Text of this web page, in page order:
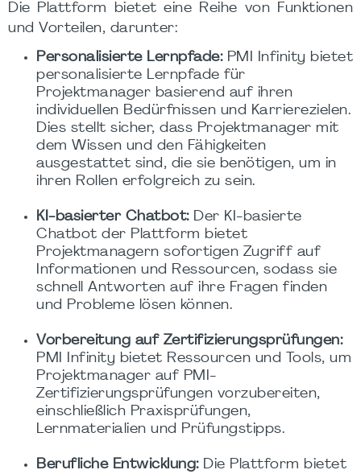
Die Plattform bietet eine Reihe von Funktionen
und Vorteilen, darunter:
Personalisierte Lernpfade:PMI Infinity bietet
personalisierte Lernpfade für
Projektmanager basierend auf ihren
individuellen Bedürfnissen und Karrierezielen.
Dies stellt sicher, dass Projektmanager mit
dem Wissen und den Fähigkeiten
ausgestattet sind, die sie benötigen, um in
ihren Rollen erfolgreich zu sein.
KI-basierter Chatbot:Der KI-basierte
Chatbot der Plattform bietet
Projektmanagern sofortigen Zugriff auf
Informationen und Ressourcen, sodass sie
schnell Antworten auf ihre Fragen finden
und Probleme lösen können.
Vorbereitung auf Zertifizierungsprüfungen:
PMI Infinity bietet Ressourcen und Tools, um
Projektmanager auf PMI-
Zertifizierungsprüfungen vorzubereiten,
einschließlich Praxisprüfungen,
Lernmaterialien und Prüfungstipps.
Berufliche Entwicklung:Die Plattform bietet